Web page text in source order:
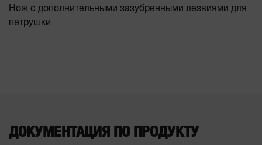
Нож с дополнительными зазубренными лезвиями для
петрушки
ДОКУМЕНТАЦИЯ ПО ПРОДУКТУ